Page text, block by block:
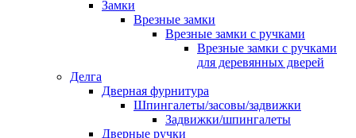
Замки
Врезные замки
Врезные замки с ручками
Врезные замки с ручками
для деревянных дверей
Делга
Дверная фурнитура
Шпингалеты/засовы/задвижки
Задвижки/шпингалеты
Дверные ручки